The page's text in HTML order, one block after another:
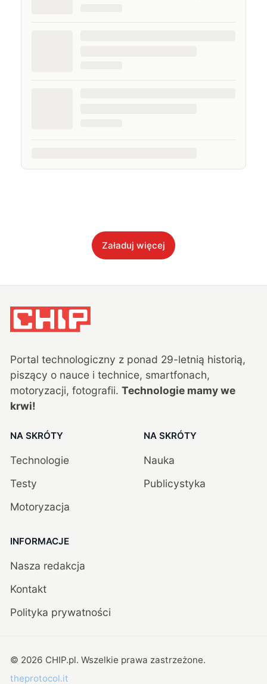
Załaduj więcej
Portal technologiczny z ponad 29-letnią historią,
piszący o nauce i technice, smartfonach,
motoryzacji, fotografii. Technologie mamy we
krwi!
NA SKRÓTY
Technologie
Testy
Motoryzacja
NA SKRÓTY
Nauka
Publicystyka
INFORMACJE
Nasza redakcja
Kontakt
Polityka prywatności
© 2026 CHIP.pl. Wszelkie prawa zastrzeżone.
theprotocol.it